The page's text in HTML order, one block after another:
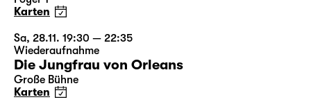
Karten
Sa, 28.11. 19:30 — 22:35
Wiederaufnahme
Die Jungfrau von Orleans
Große Bühne
Karten